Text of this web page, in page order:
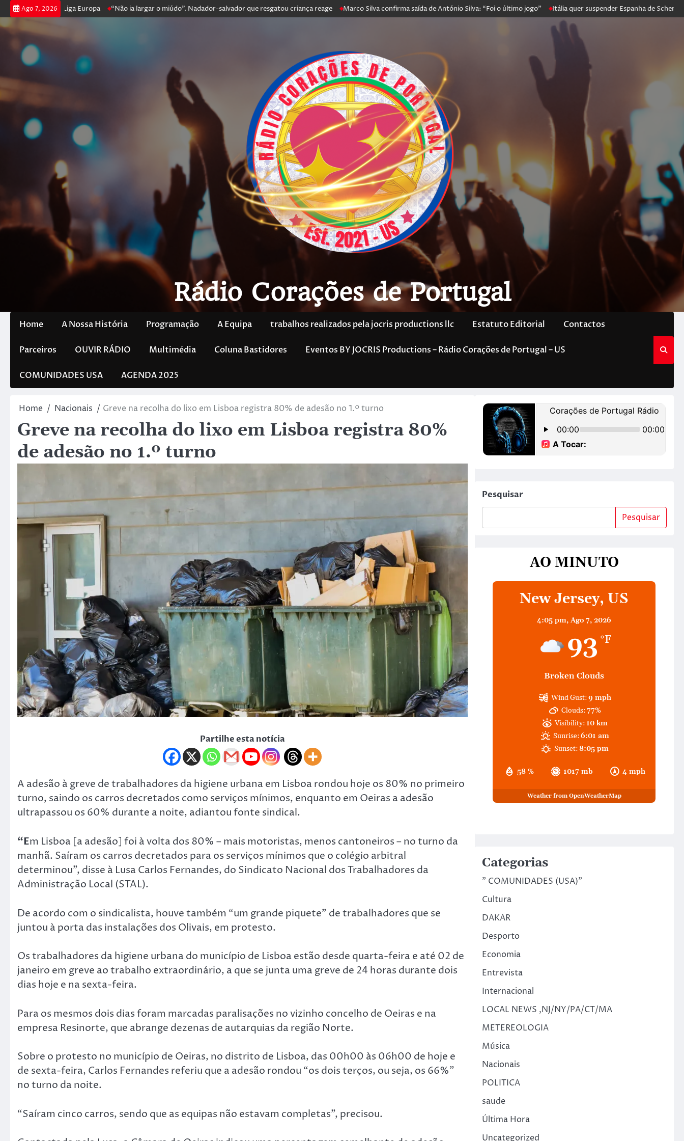
Ago 7, 2026
na Liga Europa “Não ia largar o miúdo”. Nadador-salvador que resgatou criança reage Marco Silva confirma saída de António Silva: “Foi o último jogo” Itália quer suspender Espanha de Schengen.
Rádio Corações de Portugal
Home A Nossa História Programação A Equipa trabalhos realizados pela jocris productions llc Estatuto Editorial Contactos
Parceiros OUVIR RÁDIO Multimédia Coluna Bastidores Eventos BY JOCRIS Productions – Rádio Corações de Portugal – US
COMUNIDADES USA AGENDA 2025
Home Nacionais Greve na recolha do lixo em Lisboa registra 80% de adesão no 1.º turno
Greve na recolha do lixo em Lisboa registra 80%
de adesão no 1.º turno
Partilhe esta notícia
A adesão à greve de trabalhadores da higiene urbana em Lisboa rondou hoje os 80% no primeiro
turno, saindo os carros decretados como serviços mínimos, enquanto em Oeiras a adesão
ultrapassou os 60% durante a noite, adiantou fonte sindical.
“Em Lisboa [a adesão] foi à volta dos 80% – mais motoristas, menos cantoneiros – no turno da
manhã. Saíram os carros decretados para os serviços mínimos que o colégio arbitral
determinou”, disse à Lusa Carlos Fernandes, do Sindicato Nacional dos Trabalhadores da
Administração Local (STAL).
De acordo com o sindicalista, houve também “um grande piquete” de trabalhadores que se
juntou à porta das instalações dos Olivais, em protesto.
Os trabalhadores da higiene urbana do município de Lisboa estão desde quarta-feira e até 02 de
janeiro em greve ao trabalho extraordinário, a que se junta uma greve de 24 horas durante dois
dias hoje e na sexta-feira.
Para os mesmos dois dias foram marcadas paralisações no vizinho concelho de Oeiras e na
empresa Resinorte, que abrange dezenas de autarquias da região Norte.
Sobre o protesto no município de Oeiras, no distrito de Lisboa, das 00h00 às 06h00 de hoje e
de sexta-feira, Carlos Fernandes referiu que a adesão rondou “os dois terços, ou seja, os 66%”
no turno da noite.
“Saíram cinco carros, sendo que as equipas não estavam completas”, precisou.
Pesquisar
Pesquisar
AO MINUTO
New Jersey, US
4:05 pm,Ago 7, 2026
93 °F
Broken Clouds
58 % 1017 mb 4 mph
Wind Gust:9 mph
Clouds:77%
Visibility: 10 km
Sunrise:6:01 am
Sunset:8:05 pm
Weather from OpenWeatherMap
Categorias
" COMUNIDADES (USA)"
Cultura
DAKAR
Desporto
Economia
Entrevista
Internacional
LOCAL NEWS ,NJ/NY/PA/CT/MA
METEREOLOGIA
Música
Nacionais
POLITICA
saude
Última Hora
Uncategorized